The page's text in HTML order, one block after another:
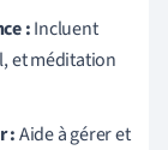
:Incluent
et méditation
:Aide à gérer et